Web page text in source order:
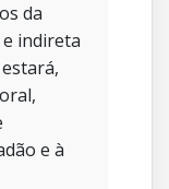
da
indireta
e à